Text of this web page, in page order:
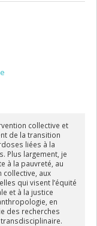
collective et
de la transition
liées à la
Plus largement, je
à la pauvreté, au
collective, aux
qui visent l’équité
et à la justice
en
des recherches